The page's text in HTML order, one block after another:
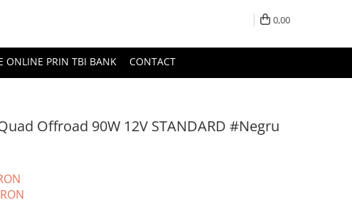
0,00
ONLINE PRIN TBI BANK CONTACT
Offroad 90W 12V STANDARD #Negru
RON